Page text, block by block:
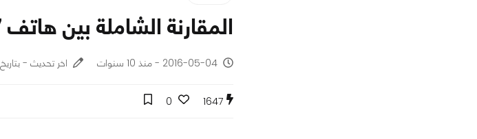
المقارنة الشاملة بين هاتف Galaxy S7 وLG G5 وHTC 10
2016-05-04 - منذ 10 سنوات اخر تحديث - بتاريخ 2021-07-21
1647
0